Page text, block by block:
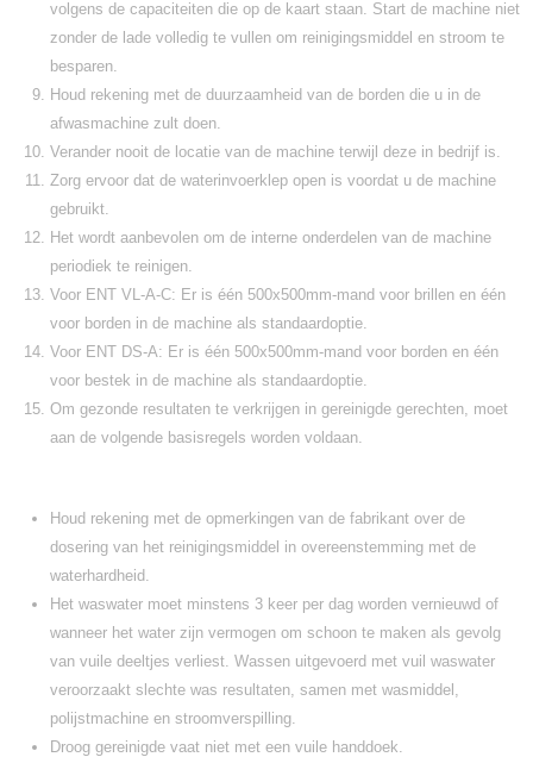
volgens de capaciteiten die op de kaart staan. Start de machine niet
zonder de lade volledig te vullen om reinigingsmiddel en stroom te
besparen.
Houd rekening met de duurzaamheid van de borden die u in de
afwasmachine zult doen.
Verander nooit de locatie van de machine terwijl deze in bedrijf is.
Zorg ervoor dat de waterinvoerklep open is voordat u de machine
gebruikt.
Het wordt aanbevolen om de interne onderdelen van de machine
periodiek te reinigen.
Voor ENT VL-A-C: Er is één 500x500mm-mand voor brillen en één
voor borden in de machine als standaardoptie.
Voor ENT DS-A: Er is één 500x500mm-mand voor borden en één
voor bestek in de machine als standaardoptie.
Om gezonde resultaten te verkrijgen in gereinigde gerechten, moet
aan de volgende basisregels worden voldaan.
Houd rekening met de opmerkingen van de fabrikant over de
dosering van het reinigingsmiddel in overeenstemming met de
waterhardheid.
Het waswater moet minstens 3 keer per dag worden vernieuwd of
wanneer het water zijn vermogen om schoon te maken als gevolg
van vuile deeltjes verliest. Wassen uitgevoerd met vuil waswater
veroorzaakt slechte was resultaten, samen met wasmiddel,
polijstmachine en stroomverspilling.
Droog gereinigde vaat niet met een vuile handdoek.